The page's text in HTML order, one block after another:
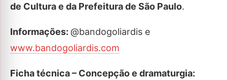
de Cultura e da Prefeitura de São Paulo.
Informações: @bandogoliardis e
www.bandogoliardis.com
Ficha técnica – Concepção e dramaturgia: